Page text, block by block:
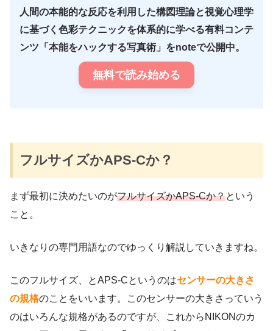
人間の本能的な反応を利用した構図理論と視覚心理学
に基づく色彩テクニックを体系的に学べる有料コンテ
ンツ「本能をハックする写真術」をnoteで公開中。
無料で読み始める
フルサイズかAPS-Cか？
まず最初に決めたいのがフルサイズかAPS-Cか？という
こと。
いきなりの専門用語なのでゆっくり解説していきますね。
このフルサイズ、とAPS-Cというのはセンサーの大きさ
の規格のことをいいます。このセンサーの大きさっていう
のはいろんな規格があるのですが、これからNIKONのカ